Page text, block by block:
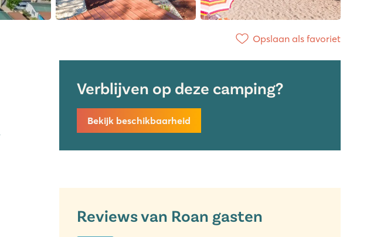
Opslaan als favoriet
Verblijven op deze camping?
Bekijk beschikbaarheid
Reviews van Roan gasten